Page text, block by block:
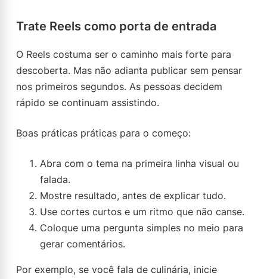
Trate Reels como porta de entrada
O Reels costuma ser o caminho mais forte para
descoberta. Mas não adianta publicar sem pensar
nos primeiros segundos. As pessoas decidem
rápido se continuam assistindo.
Boas práticas práticas para o começo:
Abra com o tema na primeira linha visual ou
falada.
Mostre resultado, antes de explicar tudo.
Use cortes curtos e um ritmo que não canse.
Coloque uma pergunta simples no meio para
gerar comentários.
Por exemplo, se você fala de culinária, inicie